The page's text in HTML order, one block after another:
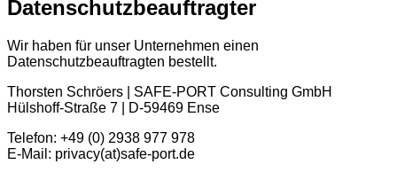
Datenschutzbeauftragter
Wir haben für unser Unternehmen einen
Datenschutzbeauftragten bestellt.
Thorsten Schröers | SAFE-PORT Consulting GmbH
Hülshoff-Straße 7 | D-59469 Ense
Telefon: +49 (0) 2938 977 978
E-Mail: privacy(at)safe-port.de